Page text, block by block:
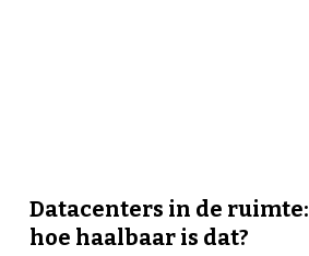
Datacenters in de ruimte:
hoe haalbaar is dat?